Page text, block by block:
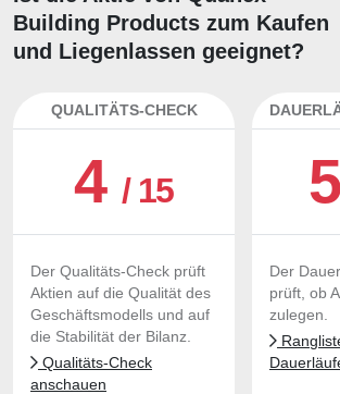
Building Products zum Kaufen
und Liegenlassen geeignet?
QUALITÄTS-CHECK
4/ 15
Der Qualitäts-Check prüft
Aktien auf die Qualität des
Geschäftsmodells und auf
die Stabilität der Bilanz.
Qualitäts-Check
anschauen
Der
prüft, ob
zulegen.